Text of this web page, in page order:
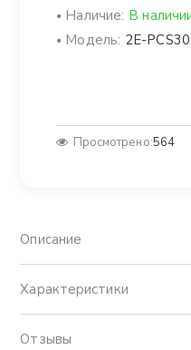
Наличие: В
Модель: 2E-
Просмотрено:564
Описание
Характеристики
Отзывы